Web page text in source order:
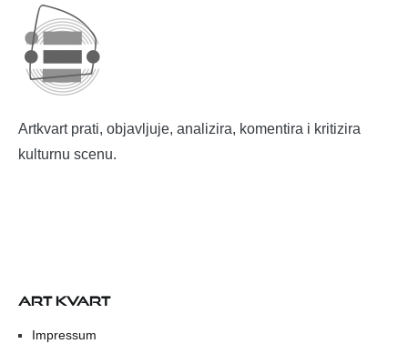
Artkvart prati, objavljuje, analizira, komentira i kritizira
kulturnu scenu.
ART KVART
Impressum